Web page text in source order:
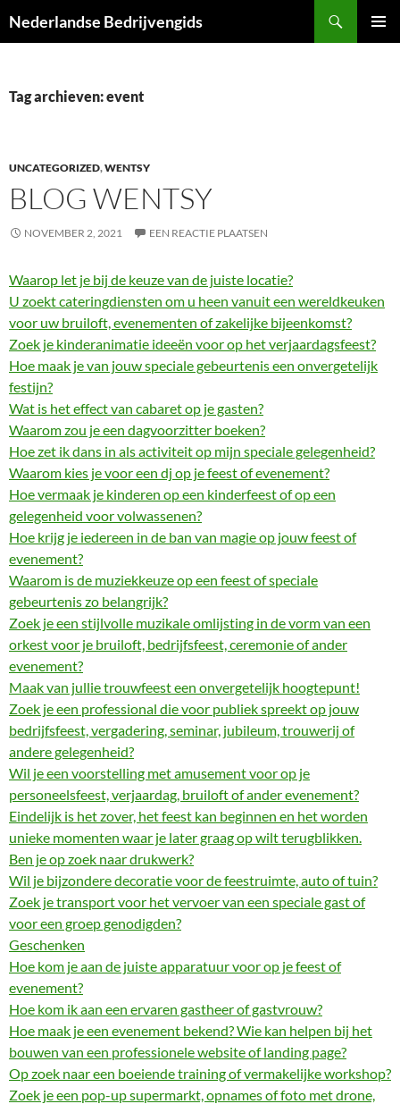
naar
Nederlandse Bedrijvengids
Tag archieven: event
UNCATEGORIZED,WENTSY
BLOG WENTSY
NOVEMBER 2, 2021 EEN REACTIE PLAATSEN
Waarop let je bij de keuze van de juiste locatie?
U zoekt cateringdiensten om u heen vanuit een wereldkeuken
voor uw bruiloft, evenementen of zakelijke bijeenkomst?
Zoek je kinderanimatie ideeën voor op het verjaardagsfeest?
Hoe maak je van jouw speciale gebeurtenis een onvergetelijk
festijn?
Wat is het effect van cabaret op je gasten?
Waarom zou je een dagvoorzitter boeken?
Hoe zet ik dans in als activiteit op mijn speciale gelegenheid?
Waarom kies je voor een dj op je feest of evenement?
Hoe vermaak je kinderen op een kinderfeest of op een
gelegenheid voor volwassenen?
Hoe krijg je iedereen in de ban van magie op jouw feest of
evenement?
Waarom is de muziekkeuze op een feest of speciale
gebeurtenis zo belangrijk?
Zoek je een stijlvolle muzikale omlijsting in de vorm van een
orkest voor je bruiloft, bedrijfsfeest, ceremonie of ander
evenement?
Maak van jullie trouwfeest een onvergetelijk hoogtepunt!
Zoek je een professional die voor publiek spreekt op jouw
bedrijfsfeest, vergadering, seminar, jubileum, trouwerij of
andere gelegenheid?
Wil je een voorstelling met amusement voor op je
personeelsfeest, verjaardag, bruiloft of ander evenement?
Eindelijk is het zover, het feest kan beginnen en het worden
unieke momenten waar je later graag op wilt terugblikken.
Ben je op zoek naar drukwerk?
Wil je bijzondere decoratie voor de feestruimte, auto of tuin?
Zoek je transport voor het vervoer van een speciale gast of
voor een groep genodigden?
Geschenken
Hoe kom je aan de juiste apparatuur voor op je feest of
evenement?
Hoe kom ik aan een ervaren gastheer of gastvrouw?
Hoe maak je een evenement bekend? Wie kan helpen bij het
bouwen van een professionele website of landing page?
Op zoek naar een boeiende training of vermakelijke workshop?
Zoek je een pop-up supermarkt, opnames of foto met drone,